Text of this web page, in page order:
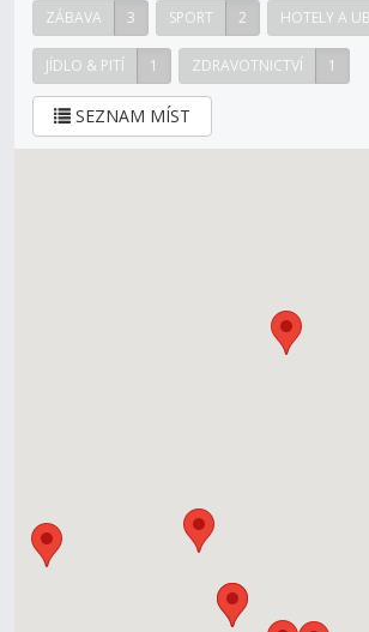
ZÁBAVA 3 SPORT 2 HOTELY A
JÍDLO & PITÍ 1 ZDRAVOTNICTVÍ 1
SEZNAM MÍST